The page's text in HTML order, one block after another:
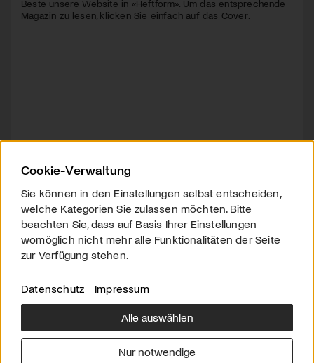
Beste unsere Website in «Heftform». Um das entsprechende
Magazin zu lesen, klicken Sie einfach auf das Cover.
Über uns
Downloads
Werben
Impressum
Cookie-Verwaltung
Sie können in den Einstellungen selbst entscheiden,
welche Kategorien Sie zulassen möchten. Bitte
beachten Sie, dass auf Basis Ihrer Einstellungen
womöglich nicht mehr alle Funktionalitäten der Seite
zur Verfügung stehen.
Datenschutz Impressum
Alle auswählen
Nur notwendige